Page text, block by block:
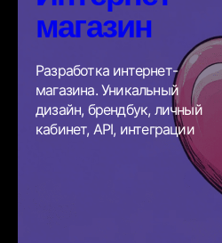
магазин
Разработка интернет-
магазина. Уникальный
дизайн, брендбук, личный
кабинет, API, интеграции